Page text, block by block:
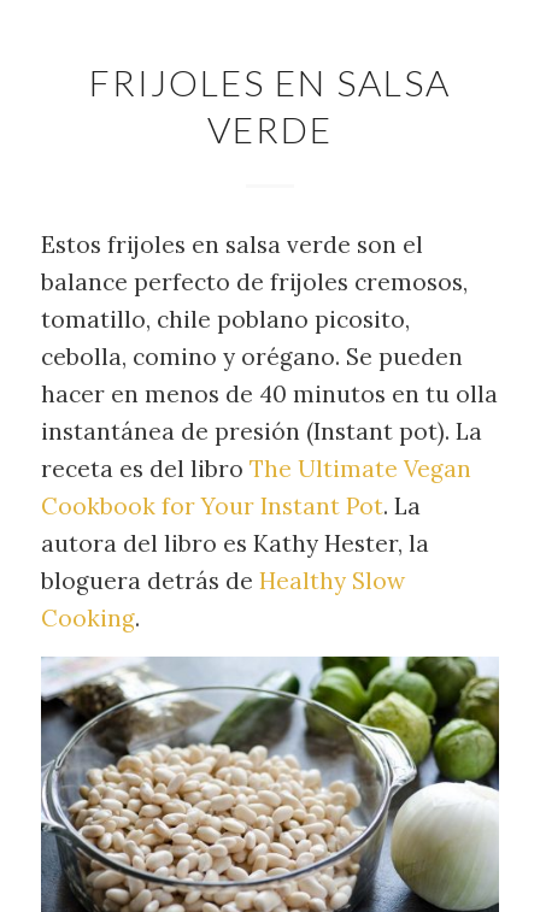
FRIJOLES EN SALSA
VERDE
Estos frijoles en salsa verde son el
balance perfecto de frijoles cremosos,
tomatillo, chile poblano picosito,
cebolla, comino y orégano. Se pueden
hacer en menos de 40 minutos en tu olla
instantánea de presión (Instant pot). La
receta es del libro The Ultimate Vegan
Cookbook for Your Instant Pot. La
autora del libro es Kathy Hester, la
bloguera detrás de Healthy Slow
Cooking.